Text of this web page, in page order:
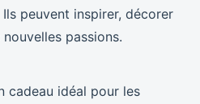
peuvent inspirer, décorer
passions.
cadeau idéal pour les